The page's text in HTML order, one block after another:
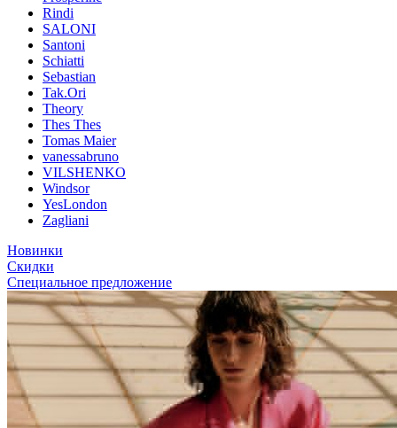
Rindi
SALONI
Santoni
Schiatti
Sebastian
Tak.Ori
Theory
Thes Thes
Tomas Maier
vanessabruno
VILSHENKO
Windsor
YesLondon
Zagliani
Новинки
Скидки
Специальное предложение